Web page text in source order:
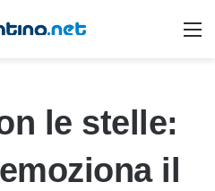
le stelle:
il